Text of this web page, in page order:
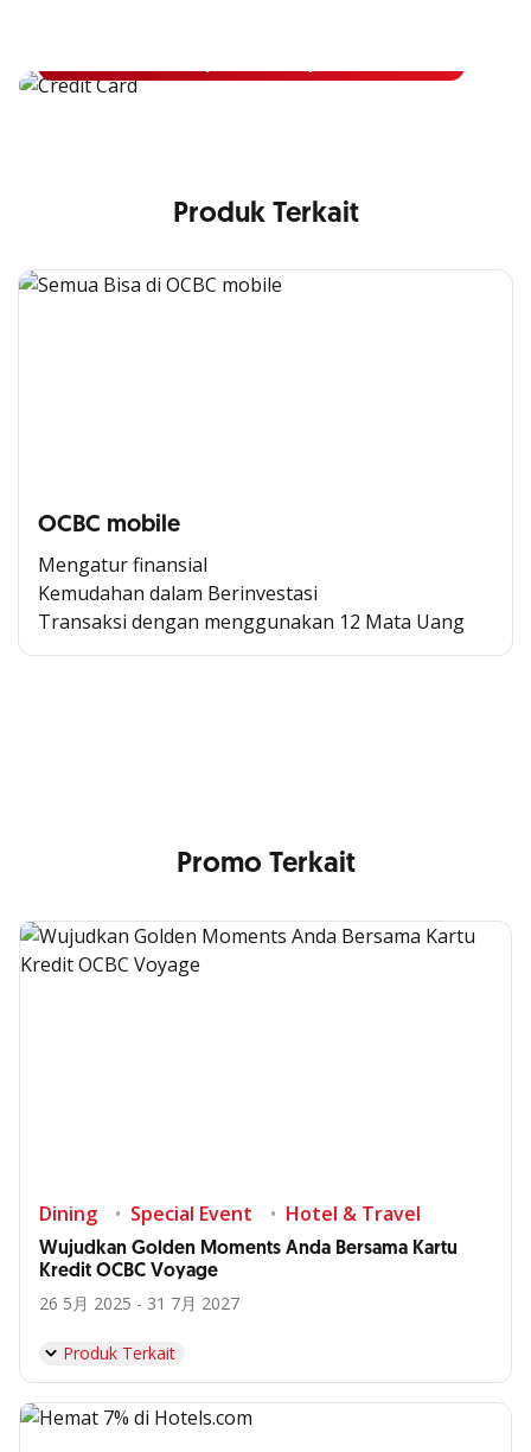
Produk Terkait
OCBC mobile
Mengatur finansial
Kemudahan dalam Berinvestasi
Transaksi dengan menggunakan 12 Mata Uang
Cross Selling Banner Global
Promo Terkait
Dining Special Event Hotel & Travel
Wujudkan Golden Moments Anda Bersama Kartu
Kredit OCBC Voyage
26 5月 2025 - 31 7月 2027
Produk Terkait